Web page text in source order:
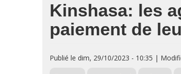
Kinshasa: les
paiement de
Publié le dim, 29/10/2023 - 10:35 |